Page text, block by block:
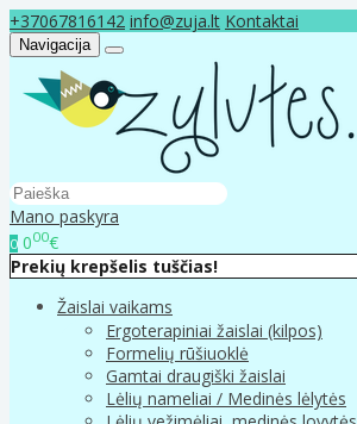
+37067816142 info@zuja.lt Kontaktai
Navigacija
Mano paskyra
0 000€
Prekių krepšelis tuščias!
Žaislai vaikams
Ergoterapiniai žaislai (kilpos)
Formelių rūšiuoklė
Gamtai draugiški žaislai
Lėlių nameliai / Medinės lėlytės